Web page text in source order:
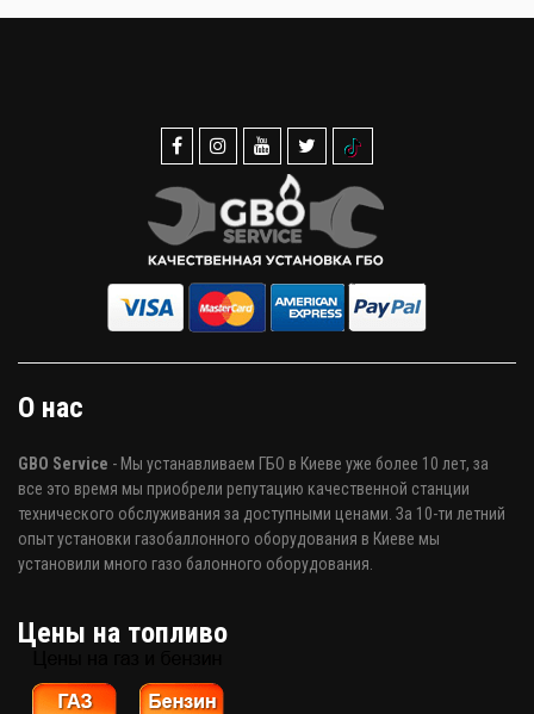
О нас
GBO Service - Мы устанавливаем ГБО в Киеве уже более 10 лет, за
все это время мы приобрели репутацию качественной станции
технического обслуживания за доступными ценами. За 10-ти летний
опыт установки газобаллонного оборудования в Киеве мы
установили много газо балонного оборудования.
Цены на топливо